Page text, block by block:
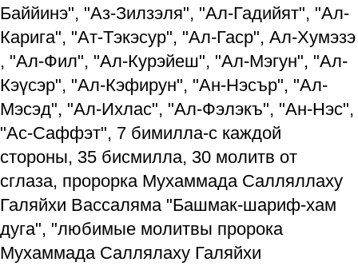
Баййинэ", "Аз-Зилзэля", "Ал-Гадийят", "Ал-
Карига", "Ат-Тэкэсур", "Ал-Гаср", Ал-Хумэзэ
, "Ал-Фил", "Ал-Курэйеш", "Ал-Мэгун", "Ал-
Кэүсэр", "Ал-Кэфирун", "Ан-Нэсър", "Ал-
Мэсэд", "Ал-Ихлас", "Ал-Фэлэкъ", "Ан-Нэс",
"Ас-Саффэт", 7 бимилла-с каждой
стороны, 35 бисмилла, 30 молитв от
сглаза, пророрка Мухаммада Салляллаху
Галяйхи Вассаляма "Башмак-шариф-хам
дуга", "любимые молитвы пророка
Мухаммада Саллялаху Галяйхи